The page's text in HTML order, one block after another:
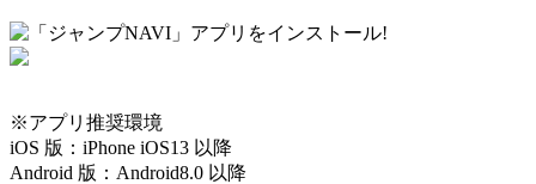
※アプリ推奨環境
iOS 版：iPhone iOS13 以降
Android 版：Android8.0 以降